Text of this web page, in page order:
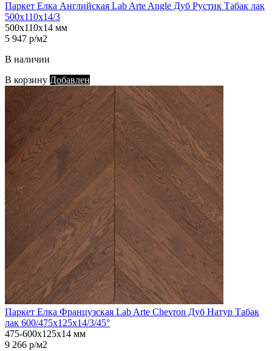
Паркет Елка Английская Lab Arte Angle Дуб Рустик Табак лак
500х110х14/3
500х110х14 мм
5 947 р/м2
В наличии
В корзину Добавлен
Паркет Елка Французская Lab Arte Chevron Дуб Натур Табак
лак 600/475х125х14/3/45°
475-600х125х14 мм
9 266 р/м2